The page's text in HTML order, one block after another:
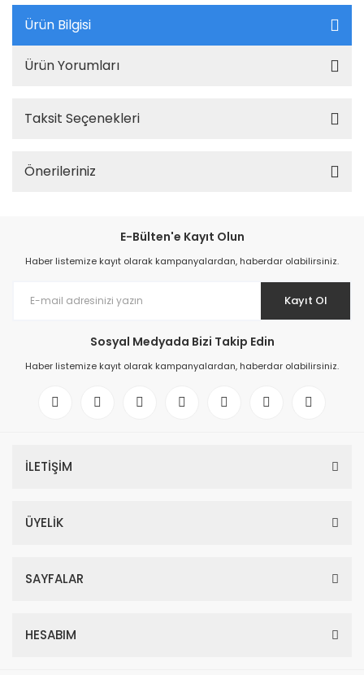
Ürün Bilgisi
Ürün Yorumları
Taksit Seçenekleri
Önerileriniz
E-Bülten'e Kayıt Olun
Haber listemize kayıt olarak kampanyalardan, haberdar olabilirsiniz.
Kayıt Ol
Sosyal Medyada Bizi Takip Edin
Haber listemize kayıt olarak kampanyalardan, haberdar olabilirsiniz.
İLETİŞİM
ÜYELİK
SAYFALAR
HESABIM